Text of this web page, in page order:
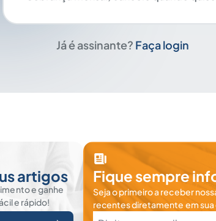
Já é assinante? Faça login
artigos
e ganhe
e rápido!
Fique sempre
Seja o primeiro a receber
recentes diretamente em sua